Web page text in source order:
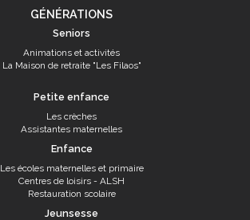
GÉNÉRATIONS
Seniors
Animations et activités
La Maison de retraite "Les Filaos"
Petite enfance
Les crèches
Assistantes maternelles
Enfance
Les écoles maternelles et primaire
Centres de loisirs - ALSH
Restauration scolaire
Jeunsesse